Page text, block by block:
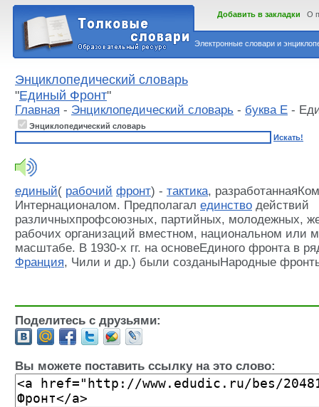
Электронные словари и
Добавить в закладки О
Энциклопедический словарь
"Единый Фронт"
Главная - Энциклопедический словарь - буква Е -
Энциклопедический словарь
Искать!
единый( рабочий фронт) - тактика,
Интернационалом. Предполагал единство действий
различныхпрофсоюзных, партийных, молодежных,
рабочих организаций вместном, национальном или
масштабе. В 1930-х гг. на основеЕдиного фронта в
Франция, Чили и др.) были созданыНародные
Поделитесь с друзьями:
Вы можете поставить ссылку на это слово: